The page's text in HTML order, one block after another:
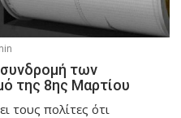
συνδρομή των
της 8ης Μαρτίου
τους πολίτες ότι